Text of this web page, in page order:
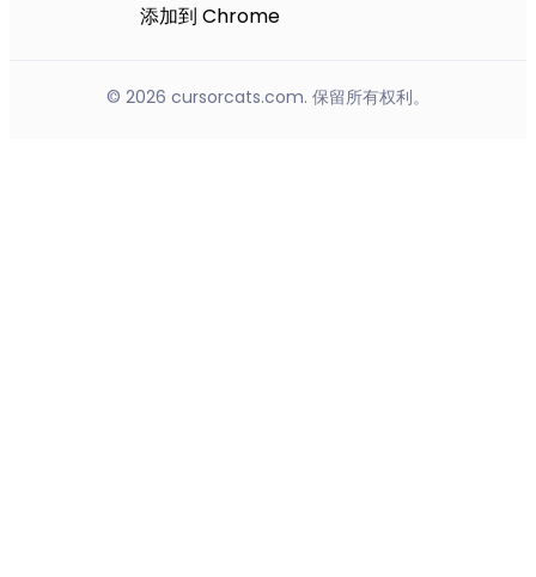
添加到 Chrome
© 2026 cursorcats.com. 保留所有权利。